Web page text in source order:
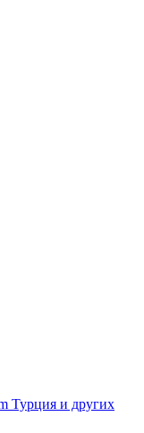
Турция и других